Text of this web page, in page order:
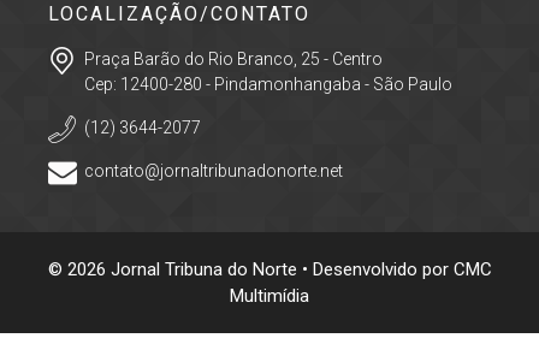
LOCALIZAÇÃO/CONTATO
Praça Barão do Rio Branco, 25 - Centro
Cep: 12400-280 - Pindamonhangaba - São Paulo
(12) 3644-2077
contato@jornaltribunadonorte.net
© 2026 Jornal Tribuna do Norte • Desenvolvido por CMC
Multimídia